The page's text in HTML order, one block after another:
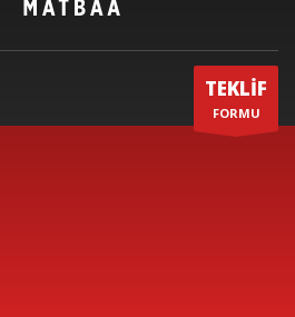
TEKLİF
FORMU